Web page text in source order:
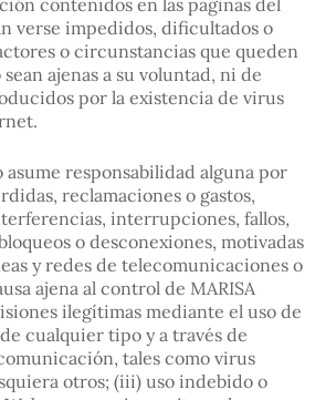
verse impedidos, dificultados o
o circunstancias que queden
ajenas a su voluntad, ni de
por la existencia de virus
asume responsabilidad alguna por
reclamaciones o gastos,
interrupciones, fallos,
o desconexiones, motivadas
y redes de telecomunicaciones o
ajena al control de MARISA
ilegítimas mediante el uso de
cualquier tipo y a través de
tales como virus
otros; (iii) uso indebido o